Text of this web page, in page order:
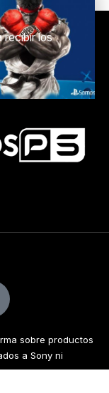
recibir los
sobre productos
a Sony ni
marcas que se